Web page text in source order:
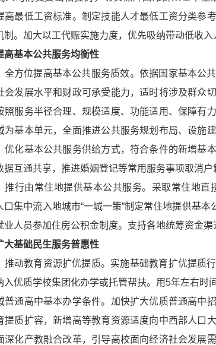
高最低工资标准。制定技能人才最低工资分类参
制。加大以工代赈实施力度，优先吸纳带动低收入
高基本公共服务均衡性
全方位提高基本公共服务质效。依据国家基本公
会发展水平和财政可承受能力，适时将涉及群众
照服务半径合理、规模适度、功能适用、保障有
为基本单元，全面推进公共服务规划布局、设施
优化基本公共服务供给方式，符合条件的新增基
据互通共享，推进婚姻登记等常用服务事项取消
推行由常住地提供基本公共服务。采取常住地
口集中流入地城市“一城一策”制定常住地提供基
业人员参加住房公积金制度。支持各地统筹资金
大基础民生服务普惠性
推动教育资源扩优提质。实施基础教育扩优提
入优质学校集团化办学或托管帮扶。用5年左右
普通高中基本办学条件。加快扩大优质普通高中
提质扩容，新增高等教育资源适度向中西部人口
深化产教融合改革，引导高校面向经济社会发展